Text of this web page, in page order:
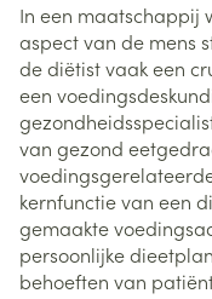
In een maatschappij
aspect van de mens
de diëtist vaak een
een
van gezond
kernfunctie van een
gemaakte
persoonlijke
behoeften van